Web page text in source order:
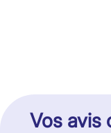
Vos avis